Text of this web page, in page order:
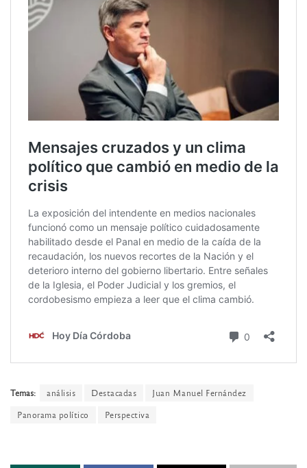
Temas: análisis Destacadas
Juan Manuel Fernández
Panorama político
Perspectiva